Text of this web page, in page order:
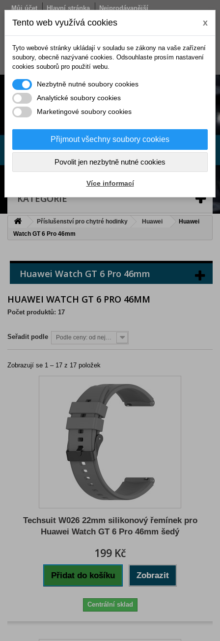
Můj účet Hlavní stránka
Nejprodávanější
Obchodní podmínky
Doprava
Košík (prázdný)
KATEGORIE
Příslušenství pro chytré hodinky Huawei
Huawei
Watch GT 6 Pro 46mm
Huawei Watch GT 6 Pro 46mm
HUAWEI WATCH GT 6 PRO 46MM
Počet produktů: 17
Seřadit podle Podle ceny: od nejnižší
Zobrazují se 1 – 17 z 17 položek
Techsuit W026 22mm silikonový řemínek pro
Huawei Watch GT 6 Pro 46mm šedý
199 Kč
Přidat do košíku Zobrazit
Centrální sklad
Tento web využívá cookies x
Tyto webové stránky ukládají v souladu se zákony na vaše zařízení
soubory, obecně nazývané cookies. Odsouhlaste prosím nastavení
cookies souborů pro použití webu.
Nezbytně nutné soubory cookies
Analytické soubory cookies
Marketingové soubory cookies
Přijmout všechny soubory cookies
Povolit jen nezbytně nutné cookies
Více informací